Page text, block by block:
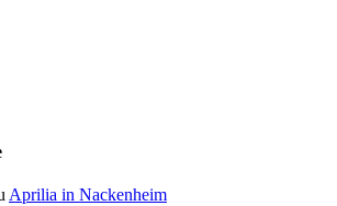
Aprilia in Nackenheim